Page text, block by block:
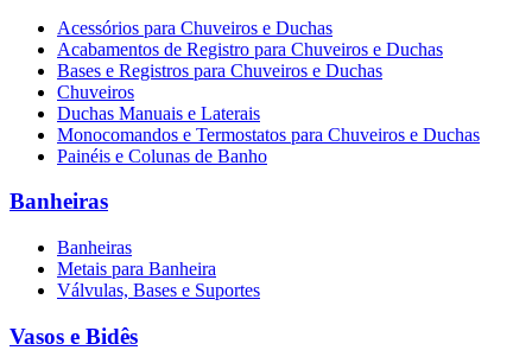
Acessórios para Chuveiros e Duchas
Acabamentos de Registro para Chuveiros e Duchas
Bases e Registros para Chuveiros e Duchas
Chuveiros
Duchas Manuais e Laterais
Monocomandos e Termostatos para Chuveiros e Duchas
Painéis e Colunas de Banho
Banheiras
Banheiras
Metais para Banheira
Válvulas, Bases e Suportes
Vasos e Bidês